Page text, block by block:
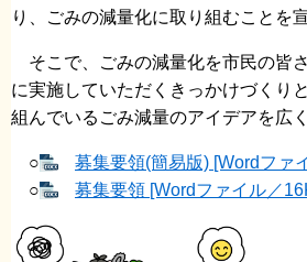
り、ごみの減量化に取り組むことを
そこで、ごみの減量化を市民の皆
に実施していただくきっかけづくり
組んでいるごみ減量のアイデアを広
○
募集要領(簡易版) [Wordファ
○
募集要領 [Wordファイル／